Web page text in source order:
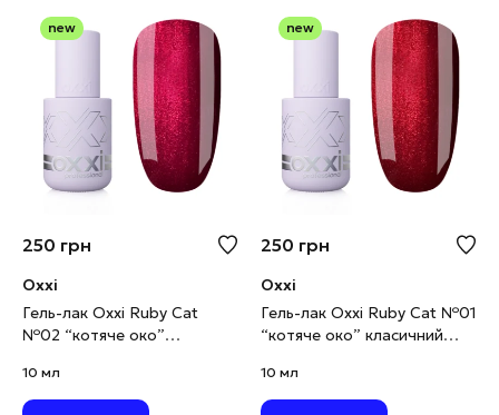
new
250 грн
Oxxi
Гель-лак Oxxi Ruby Cat
№02 “котяче око”
10 мл
new
250 грн
Oxxi
Гель-лак Oxxi Ruby Cat №01
“котяче око” класичний
10 мл